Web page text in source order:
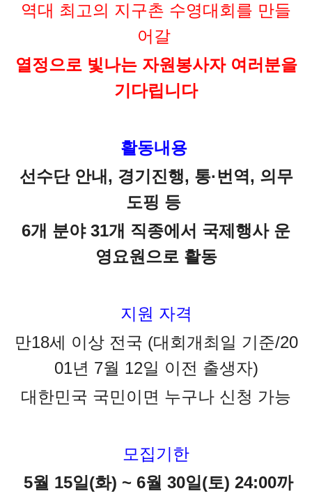
역대 최고의 지구촌 수영대회를 만들
어갈
열정으로 빛나는 자원봉사자 여러분을
기다립니다
활동내용
선수단 안내, 경기진행, 통·번역, 의무
도핑 등
6개 분야 31개 직종에서 국제행사 운
영요원으로 활동
지원 자격
만18세 이상 전국 (대회개최일 기준/20
01년 7월 12일 이전 출생자)
대한민국 국민이면 누구나 신청 가능
모집기한
5월 15일(화) ~ 6월 30일(토) 24:00까